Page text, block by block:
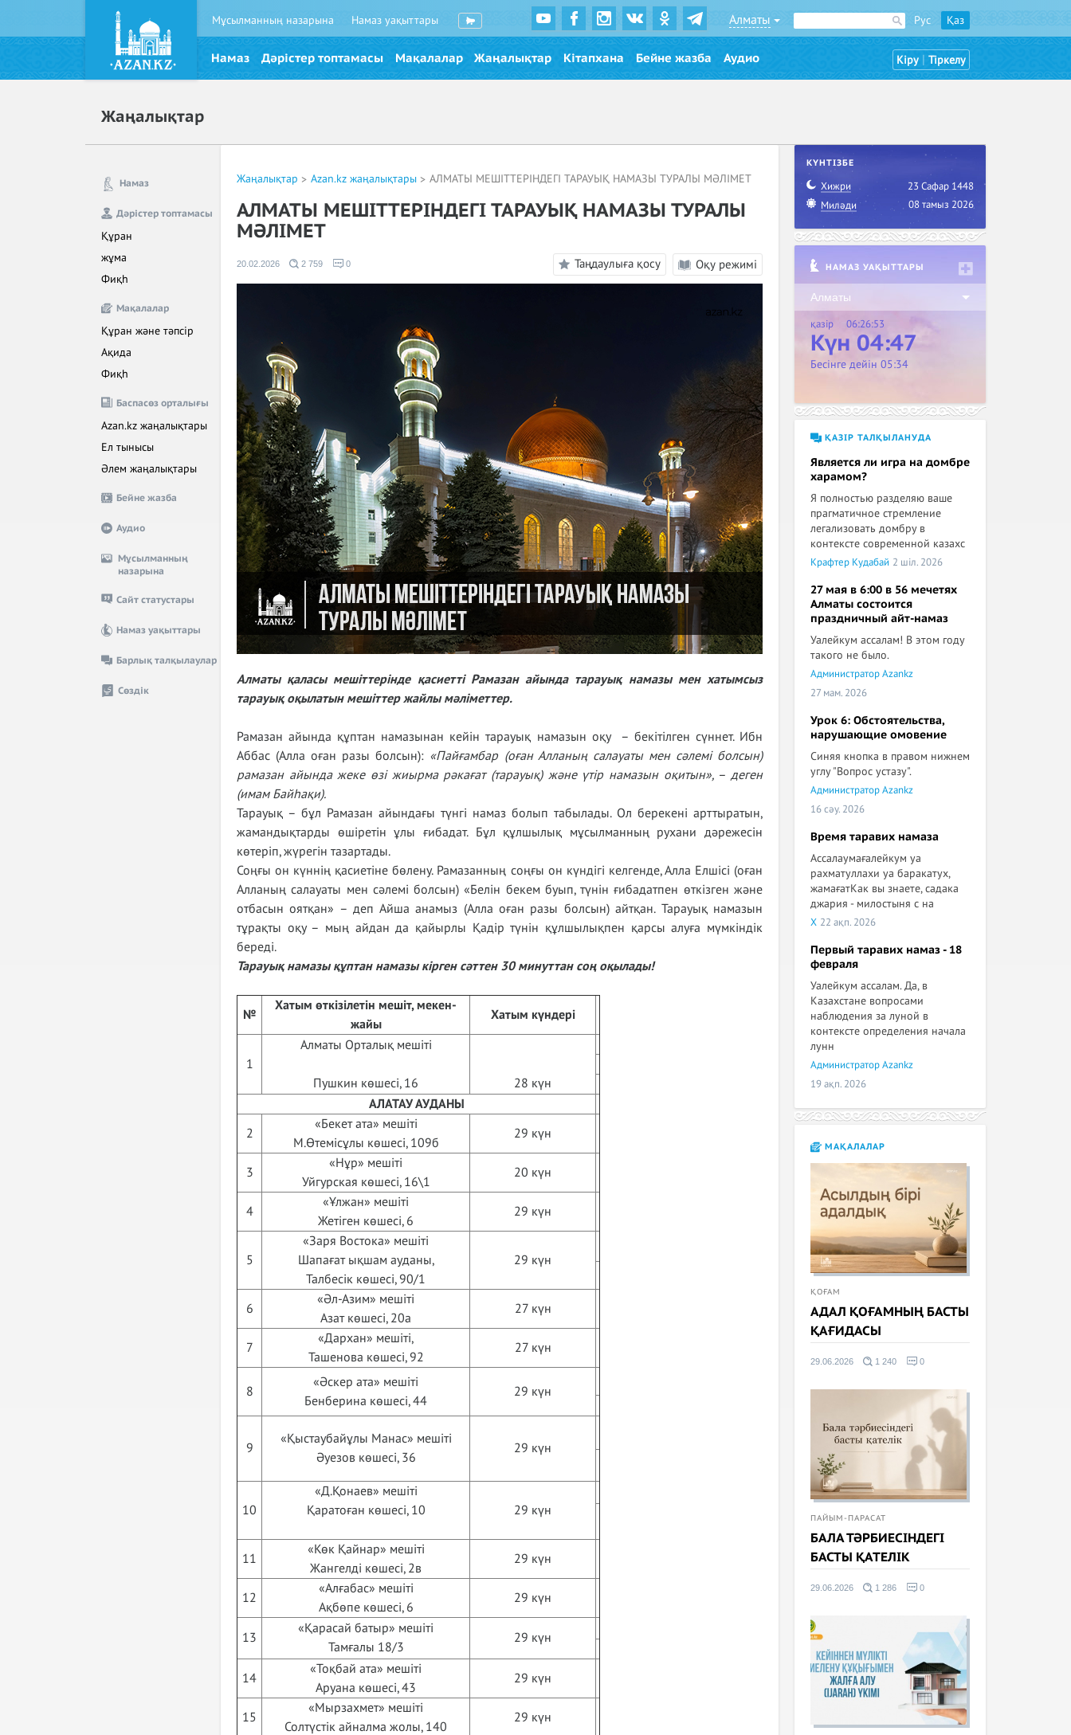
Мұсылманның назарына Намаз уақыттары Алматы Рус Қаз
Намаз Дәрістер топтамасы Мақалалар Жаңалықтар Кітапхана Бейне жазба Аудио Кіру | Тіркелу
Жаңалықтар
Намаз
Дәрістер топтамасы
Құран
жұма
Фиқһ
Мақалалар
Құран және тәпсір
Ақида
Фиқһ
Баспасөз орталығы
Azan.kz жаңалықтары
Ел тынысы
Әлем жаңалықтары
Бейне жазба
Аудио
Мұсылманның
назарына
Сайт статустары
Намаз уақыттары
Барлық талқылаулар
Сөздік
Жаңалықтар Azan.kz жаңалықтары АЛМАТЫ МЕШІТТЕРІНДЕГІ ТАРАУЫҚ НАМАЗЫ ТУРАЛЫ МӘЛІМЕТ
АЛМАТЫ МЕШІТТЕРІНДЕГІ ТАРАУЫҚ НАМАЗЫ ТУРАЛЫ
МӘЛІМЕТ
20.02.2026 2 759 0 Таңдаулыға қосу Оқу режимі
Алматы қаласы мешіттерінде қасиетті Рамазан айында тарауық намазы мен хатымсыз
тарауық оқылатын мешіттер жайлы мәліметтер.
Рамазан айында құптан намазынан кейін тарауық намазын оқу – бекітілген сүннет. Ибн
Аббас (Алла оған разы болсын): «Пайғамбар (оған Алланың салауаты мен сәлемі болсын)
рамазан айында жеке өзі жиырма рәкағат (тарауық) және үтір намазын оқитын», – деген
(имам Байһақи).
Тарауық – бұл Рамазан айындағы түнгі намаз болып табылады. Ол берекені арттыратын,
жамандықтарды өшіретін ұлы ғибадат. Бұл құлшылық мұсылманның рухани дәрежесін
көтеріп, жүрегін тазартады.
Соңғы он күннің қасиетіне бөлену. Рамазанның соңғы он күндігі келгенде, Алла Елшісі (оған
Алланың салауаты мен сәлемі болсын) «Белін бекем буып, түнін ғибадатпен өткізген және
отбасын оятқан» – деп Айша анамыз (Алла оған разы болсын) айтқан. Тарауық намазын
тұрақты оқу – мың айдан да қайырлы Қадір түнін құлшылықпен қарсы алуға мүмкіндік
береді.
Тарауық намазы құптан намазы кірген сәттен 30 минуттан соң оқылады!
№
Хатым өткізілетін мешіт, мекен-
жайы
Хатым күндері
1
Алматы Орталық мешіті
Пушкин көшесі, 16
28 күн
АЛАТАУ АУДАНЫ
2
«Бекет ата» мешіті
М.Өтемісұлы көшесі, 109б
29 күн
3
«Нұр» мешіті
Уйгурская көшесі, 16\1
20 күн
4
«Ұлжан» мешіті
Жетіген көшесі, 6
29 күн
5
«Заря Востока» мешіті
Шапағат ықшам ауданы,
Талбесік көшесі, 90/1
29 күн
6
«Әл-Азим» мешіті
Азат көшесі, 20а
27 күн
7
«Дархан» мешіті,
Ташенова көшесі, 92
27 күн
8
«Әскер ата» мешіті
Бенберина көшесі, 44
29 күн
9
«Қыстаубайұлы Манас» мешіті
Әуезов көшесі, 36
29 күн
10
«Д.Қонаев» мешіті
Қаратоған көшесі, 10
29 күн
11
«Көк Қайнар» мешіті
Жангелді көшесі, 2в
29 күн
12
«Алғабас» мешіті
Ақбөпе көшесі, 6
29 күн
13
«Қарасай батыр» мешіті
Тамғалы 18/3
29 күн
14
«Тоқбай ата» мешіті
Аруана көшесі, 43
29 күн
15
«Мырзахмет» мешіті
Солтүстік айналма жолы, 140
29 күн
КҮНТІЗБЕ
Хижри
23 Сафар 1448
Миләди
08 тамыз 2026
НАМАЗ УАҚЫТТАРЫ
Алматы
қазір 06:26:54
Күн 04:47
Бесінге дейін 05:34
ҚАЗІР ТАЛҚЫЛАНУДА
Является ли игра на домбре
харамом?
Я полностью разделяю ваше
прагматичное стремление
легализовать домбру в
контексте современной казахс
Крафтер Кудабай 2 шіл. 2026
27 мая в 6:00 в 56 мечетях
Алматы состоится
праздничный айт-намаз
Уалейкум ассалам! В этом году
такого не было.
Администратор Azankz
27 мам. 2026
Урок 6: Обстоятельства,
нарушающие омовение
Синяя кнопка в правом нижнем
углу "Вопрос устазу".
Администратор Azankz
16 сәу. 2026
Время таравих намаза
Ассалаумағалейкум уа
рахматуллахи уа баракатух,
жамағатКак вы знаете, садака
джария - милостыня с на
X 22 ақп. 2026
Первый таравих намаз - 18
февраля
Уалейкум ассалам. Да, в
Казахстане вопросами
наблюдения за луной в
контексте определения начала
лунн
Администратор Azankz
19 ақп. 2026
МАҚАЛАЛАР
ҚОҒАМ
АДАЛ ҚОҒАМНЫҢ БАСТЫ
ҚАҒИДАСЫ
29.06.2026 1 240 0
ПАЙЫМ-ПАРАСАТ
БАЛА ТӘРБИЕСІНДЕГІ
БАСТЫ ҚАТЕЛІК
29.06.2026 1 286 0